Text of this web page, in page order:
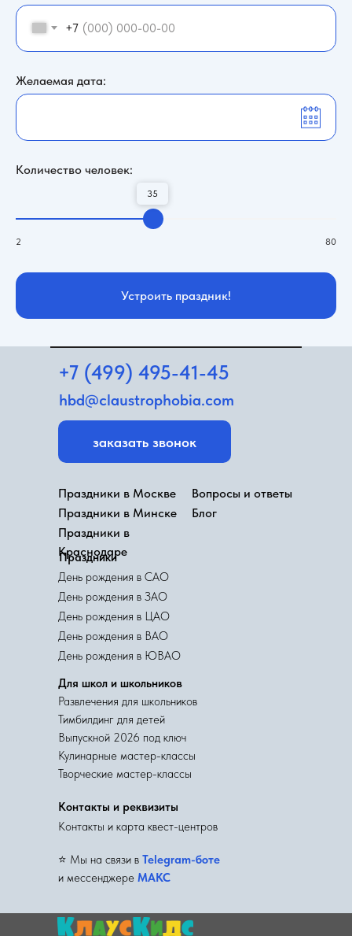
+7
Желаемая дата:
Количество человек:
35
2 80
Устроить праздник!
+7 (499) 495-41-45
hbd@claustrophobia.com
заказать звонок
Праздники
День рождения в САО
День рождения в ЗАО
День рождения в ЦАО
День рождения в ВАО
День рождения в ЮВАО
Праздники в Москве
Праздники в
Краснодаре
Праздники в Минске Блог
Вопросы и ответы
Развлечения для школьников
Тимбилдинг для детей
Выпускной 2026 под ключ
Творческие мастер-классы
Кулинарные мастер-классы
Для школ и школьников
Контакты и карта квест-центров
Контакты и реквизиты
⭐️ Мы на связи в Telegram-боте
и мессенджере МАКС